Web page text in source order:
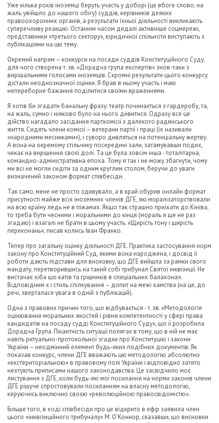
Уже кілька років іноземці беруть участь у доборі (це вбоге слово, на
жаль увійшло до нашого обігу) суддів, керівників деяких
правоохоронних органів, а результати їхньої діяльності викликають
суперечливу реакцію. Останнім часом дедалі активніше соцмережі,
представники «третього сектору», юридичної спільноти виступають з
публікаціями на цю тему.
Окремий напрям – конкурси на посади суддів Конституційного Суду,
для чого створена т. зв. «Дорадча група експертів» знов-таки з
вирішальними голосами іноземців. Скромні результати цього конкурсу
дістали неоднозначної оцінки. Я брав в ньому участь і маю
непереборне бажання поділитися своїми враженнями.
Я хотів би згадати банальну фразу: театр починається з гардеробу, та,
на жаль, сумно і ніяково було на нього дивитися. Одразу все це
дійство нагадало засідання парткомісії з далекого радянського
життя. Сидять члени комісії – ветерани партії і праці (їх називали
«народними месниками»), і суворо дивляться на потенціальну жертву.
А вона на окремому стільчику посередині зали, затамувавши подих,
чекає на вирішення своєї долі. Та це була зовсім інша - тоталітарна,
командно-адміністративна епоха. Тому я так і не можу збагнути, чому
ми всі не могли сидіти за одним круглим столом, беручи до уваги
визначений законом формат співбесіди.
Так само, мене не просто здивувало, а в край обурив онлайн формат
присутності майже всіх іноземних членів ДГЕ, які моралізаторствовали
на всю країну ледь не в піжамах. Якщо так страшно приїхати до Києва,
то треба бути чесними і моральними до кінця (мораль я ще не раз
згадаю) і взагалі не брати в цьому участь. «Щирість тону і щирість
переконань», писав колись Іван Франко.
Тепер про загальну оцінку діяльності ДГЕ. Практика застосування норм
закону про Конституційний Суд, якими вона народжена, і досвід її
роботи дають підстави для висновку, що ДГЕ вийшла за рамки свого
мандату, перетворившись на такий собі трибунал Святої інквізиції. Не
вистачає хіба що катів та грішників в спеціальних балахонах.
Відповідним є і стиль спілкування – допит на межі хамства (на це, до
речі, зверталася увага в одній з публікацій).
Одна з правових причин того, що відбувається - т. зв. «Методологія
оцінювання моральних якостей і рівня компетентності у сфері права
кандидатів на посаду судді Конституційного Суду», що її розробила
Дорадча Група. Пікантність ситуації полягає в тому, що в ній не має
навіть ритуально-протокольної згадки про Конституцію і закони
України – неодмінний елемент будь-яких подібних документів. Як
показав конкурс, члени ДГЕ вважають цю методологію абсолютно
«екстериторіальною» в правовому полі України і відповідно затято
нехтують приписами нашого законодавства. Це засвідчило моє
листування з ДГЕ, коли будь-які мої посилання на норми законів члени
ДГЕ рішуче спростовували посиланням на власну методологію,
керуючись виключно своєю «революційною правосвідомістю».
Більше того, в ході співбесіди про це відкрито в ефір заявила член
цього «інквізиційного трибуналу» М. О’Коннор, сказавши, що висновки